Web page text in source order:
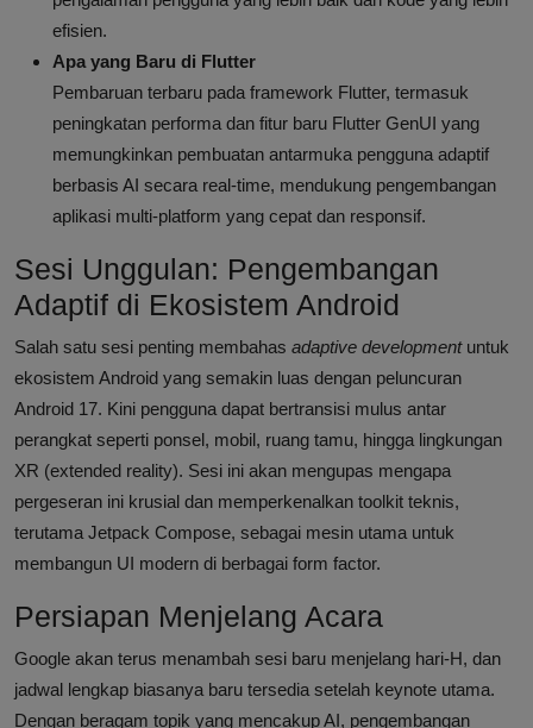
efisien.
Apa yang Baru di Flutter
Pembaruan terbaru pada framework Flutter, termasuk
peningkatan performa dan fitur baru Flutter GenUI yang
memungkinkan pembuatan antarmuka pengguna adaptif
berbasis AI secara real-time, mendukung pengembangan
aplikasi multi-platform yang cepat dan responsif.
Sesi Unggulan: Pengembangan
Adaptif di Ekosistem Android
Salah satu sesi penting membahas adaptive developmentuntuk
ekosistem Android yang semakin luas dengan peluncuran
Android 17. Kini pengguna dapat bertransisi mulus antar
perangkat seperti ponsel, mobil, ruang tamu, hingga lingkungan
XR (extended reality). Sesi ini akan mengupas mengapa
pergeseran ini krusial dan memperkenalkan toolkit teknis,
terutama Jetpack Compose, sebagai mesin utama untuk
membangun UI modern di berbagai form factor.
Persiapan Menjelang Acara
Google akan terus menambah sesi baru menjelang hari-H, dan
jadwal lengkap biasanya baru tersedia setelah keynote utama.
Dengan beragam topik yang mencakup AI, pengembangan